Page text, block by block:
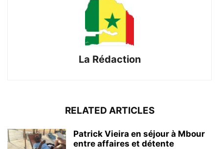
La Rédaction
RELATED ARTICLES
Patrick Vieira en séjour à Mbour
entre affaires et détente